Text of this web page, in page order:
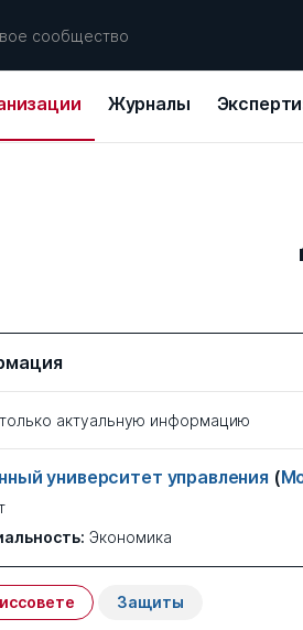
сообщество
Журналы
актуальную информацию
университет управления (
Экономика
Защиты